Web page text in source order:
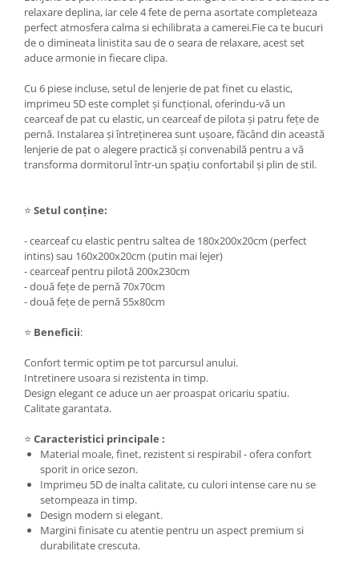
relaxare deplina, iar cele 4 fete de perna asortate completeaza
perfect atmosfera calma si echilibrata a camerei.Fie ca te bucuri
de o dimineata linistita sau de o seara de relaxare, acest set
aduce armonie in fiecare clipa.
Cu 6 piese incluse, setul de lenjerie de pat finet cu elastic,
imprimeu 5D este complet și funcțional, oferindu-vă un
cearceaf de pat cu elastic, un cearceaf de pilota și patru fețe de
pernă. Instalarea și întreținerea sunt ușoare, făcând din această
lenjerie de pat o alegere practică și convenabilă pentru a vă
transforma dormitorul într-un spațiu confortabil și plin de stil.
⭐ Setul conține:
- cearceaf cu elastic pentru saltea de 180x200x20cm (perfect
intins) sau 160x200x20cm (putin mai lejer)
- cearceaf pentru pilotă 200x230cm
- două fețe de pernă 70x70cm
- două fețe de pernă 55x80cm
⭐ Beneficii:
Confort termic optim pe tot parcursul anului.
Intretinere usoara si rezistenta in timp.
Design elegant ce aduce un aer proaspat oricariu spatiu.
Calitate garantata.
⭐ Caracteristici principale :
Material moale, finet, rezistent si respirabil - ofera confort
sporit in orice sezon.
Imprimeu 5D de inalta calitate, cu culori intense care nu se
setompeaza in timp.
Design modern si elegant.
Margini finisate cu atentie pentru un aspect premium si
durabilitate crescuta.